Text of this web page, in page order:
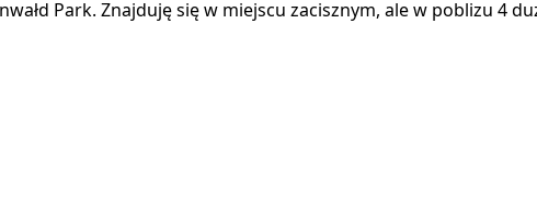
Park. Znajduję się w miejscu zacisznym, ale w poblizu 4